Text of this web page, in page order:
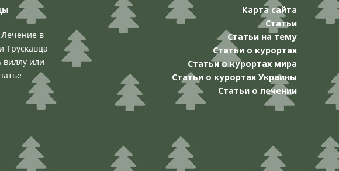
Лечение в
Трускавца
виллу или
Карта сайта
Статьи
Статьи на тему
Статьи о курортах
Статьи о курортах мира
Статьи о курортах Украины
Статьи о лечении